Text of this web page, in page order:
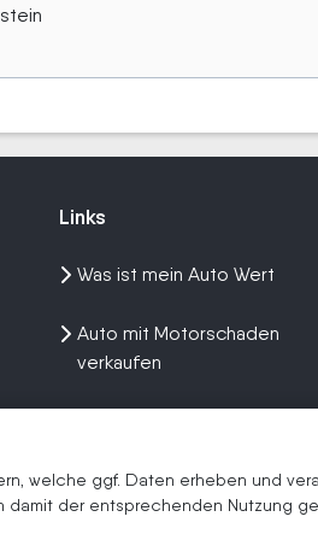
welche ggf. Daten erheben und
der entsprechenden Nutzung
Links
Was ist mein Auto Wert
Auto mit Motorschaden
verkaufen
Wir kaufen dein Auto